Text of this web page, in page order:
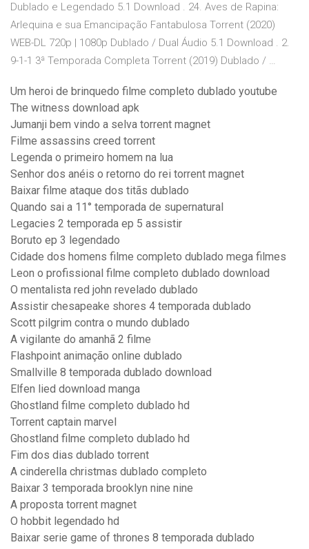
Dublado e Legendado 5.1 Download . 24. Aves de Rapina:
Arlequina e sua Emancipação Fantabulosa Torrent (2020)
WEB-DL 720p | 1080p Dublado / Dual Áudio 5.1 Download . 2.
9-1-1 3ª Temporada Completa Torrent (2019) Dublado / …
Um heroi de brinquedo filme completo dublado youtube
The witness download apk
Jumanji bem vindo a selva torrent magnet
Filme assassins creed torrent
Legenda o primeiro homem na lua
Senhor dos anéis o retorno do rei torrent magnet
Baixar filme ataque dos titãs dublado
Quando sai a 11° temporada de supernatural
Legacies 2 temporada ep 5 assistir
Boruto ep 3 legendado
Cidade dos homens filme completo dublado mega filmes
Leon o profissional filme completo dublado download
O mentalista red john revelado dublado
Assistir chesapeake shores 4 temporada dublado
Scott pilgrim contra o mundo dublado
A vigilante do amanhã 2 filme
Flashpoint animação online dublado
Smallville 8 temporada dublado download
Elfen lied download manga
Ghostland filme completo dublado hd
Torrent captain marvel
Ghostland filme completo dublado hd
Fim dos dias dublado torrent
A cinderella christmas dublado completo
Baixar 3 temporada brooklyn nine nine
A proposta torrent magnet
O hobbit legendado hd
Baixar serie game of thrones 8 temporada dublado